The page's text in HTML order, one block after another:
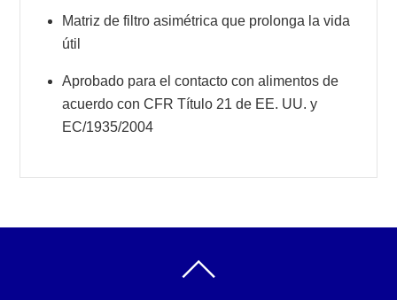
Matriz de filtro asimétrica que prolonga la vida
útil
Aprobado para el contacto con alimentos de
acuerdo con CFR Título 21 de EE. UU. y
EC/1935/2004